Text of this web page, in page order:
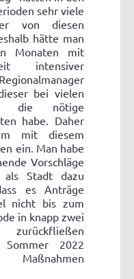
sehr viele
von diesen
hätte man
Monaten mit
intensiver
bei vielen
die nötige
habe. Daher
mit diesem
ein. Man habe
Vorschläge
Stadt dazu
es Anträge
nicht bis zum
in knapp zwei
zurückfließen
2022